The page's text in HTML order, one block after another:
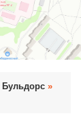
Бульдорс »